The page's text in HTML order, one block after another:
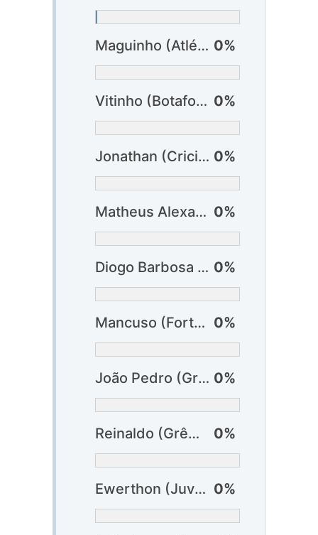
Maguinho (Atlético-GO) 0%
Vitinho (Botafogo) ? 0%
Jonathan (Criciúma) ? 0%
Matheus Alexandre (Cuiabá) 0%
Diogo Barbosa (Fluminense) ? 0%
Mancuso (Fortaleza) 0%
João Pedro (Grêmio) 0%
Reinaldo (Grêmio) 0%
Ewerthon (Juventude) ? 0%